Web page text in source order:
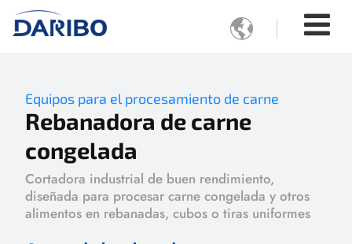

Equipos para el procesamiento de carne
Rebanadora de carne
congelada
Cortadora industrial de buen rendimiento,
diseñada para procesar carne congelada y otros
alimentos en rebanadas, cubos o tiras uniformes